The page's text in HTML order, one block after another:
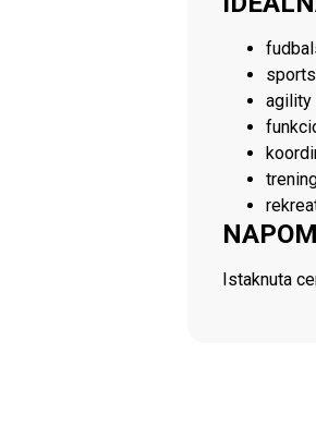
agility
Istaknuta